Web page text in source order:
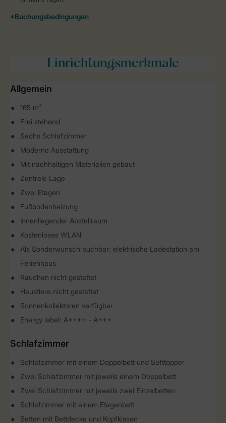
Einrichtungsmerkmale
Allgemein
165 m²
Frei stehend
Sechs Schlafzimmer
Moderne Ausstattung
Mit nachhaltigen Materialien gebaut
Zentrale Lage
Zwei Etagen
Fußbodenheizung
Innenliegender Abstellraum
Kostenloses WLAN
Als Sonderwunsch buchbar: elektrische Ladestation am
Ferienhaus
Rauchen nicht gestattet
Haustiere nicht gestattet
Sonnenkollektoren verfügbar
Energy label: A++++ - A+++
Schlafzimmer
Schlafzimmer mit einem Doppelbett und Softtopper
Zwei Schlafzimmer mit jeweils einem Doppelbett
Zwei Schlafzimmer mit jeweils zwei Einzelbetten
Schlafzimmer mit einem Etagenbett
Betten mit Bettdecke und Kopfkissen